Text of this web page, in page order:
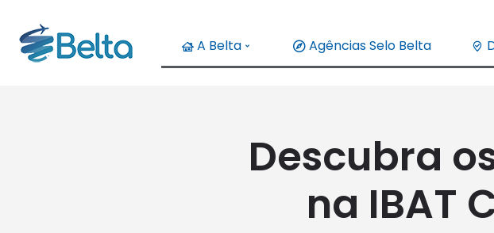
A Belta Agências Selo Belta
Descubra
na IBAT